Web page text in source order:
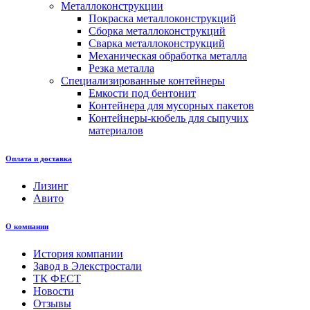
Металлоконструкции
Покраска металлоконструкций
Сборка металлоконструкций
Сварка металлоконструкций
Механическая обработка металла
Резка металла
Специализированные контейнеры
Емкости под бентонит
Контейнера для мусорных пакетов
Контейнеры-кюбель для сыпучих
материалов
Оплата и доставка
Лизинг
Авито
О компании
История компании
Завод в Элекстростали
ТК ФЕСТ
Новости
Отзывы